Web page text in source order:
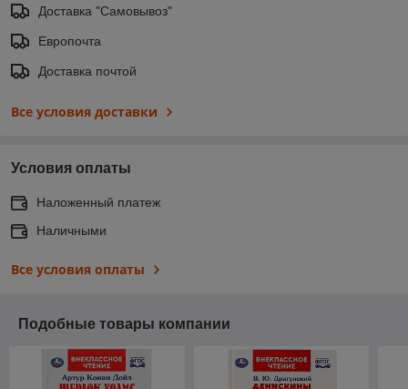
Доставка "Самовывоз"
Европочта
Доставка почтой
Все условия доставки
Условия оплаты
Наложенный платеж
Наличными
Все условия оплаты
Подобные товары компании